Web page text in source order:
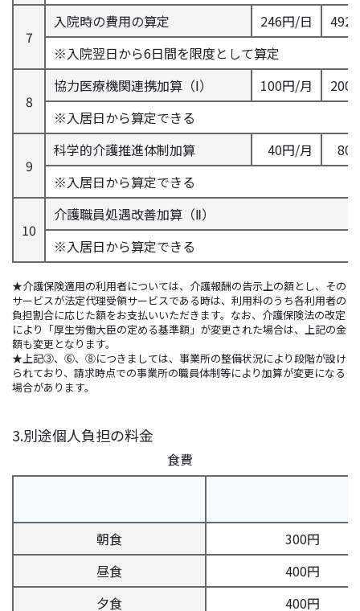
7
入院時の費用の算定 246円/日
492
※入院翌日から6日間を限度として算定
8
協力医療機関連携加算（Ⅰ） 100円/月
200
※入居日から算定できる
9
科学的介護推進体制加算 40円/月
80
※入居日から算定できる
10
介護職員処遇改善加算（Ⅱ）
※入居日から算定できる
★介護保険適用の利用者については、介護報酬の告示上の額とし、その
サービスが法定代理受領サービスである時は、利用料のうち各利用者の
負担割合に応じた額をお支払いいただきます。なお、介護保険法の改定
により「厚生労働大臣の定める基準額」が変更された場合は、上記の金
額も変更となります。
★上記③、⑥、⑧につきましては、事業所の整備状況により段階が設け
られており、請求時点での事業所の職員体制等により加算が変更になる
場合があります。
3.別途個人負担の料金
食費
朝食
300円
昼食
400円
夕食
400円